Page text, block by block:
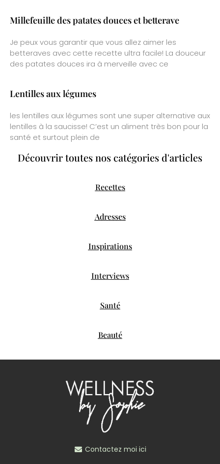
Millefeuille des patates douces et betterave
Je peux vous garantir que vous allez aimer les
betteraves avec cette recette ultra facile! La douceur
des patates douces ira à merveille avec ce
Lentilles aux légumes
les lentilles aux légumes sont une super alternative aux
lentilles à la saucisse! C’est un aliment très bon pour la
santé et surtout plein de
Découvrir toutes nos catégories d'articles
Recettes
Adresses
Inspirations
Interviews
Santé
Beauté
Contactez moi ici